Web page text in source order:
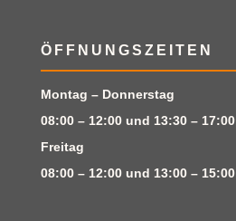
ÖFFNUNGSZEITEN
Montag – Donnerstag
08:00 – 12:00 und 13:30 – 17:00
Freitag
08:00 – 12:00 und 13:00 – 15:00